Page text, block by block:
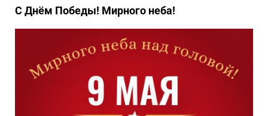
С Днём Победы! Мирного неба!